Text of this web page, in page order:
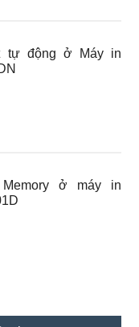
tự động ở Máy in
ở máy in